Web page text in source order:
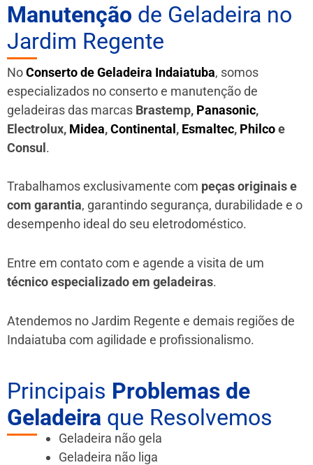
Manutenção de Geladeira no
Jardim Regente
NoConserto de Geladeira Indaiatuba, somos
especializados no conserto e manutenção de
geladeiras das marcas Brastemp, Panasonic,
Electrolux, Midea,Continental, Esmaltec, Philcoe
Consul.
Trabalhamos exclusivamente com peças originais e
com garantia, garantindo segurança, durabilidade e o
desempenho ideal do seu eletrodoméstico.
Entre em contato com e agende a visita de um
técnico especializado em geladeiras.
Atendemos no Jardim Regente e demais regiões de
Indaiatuba com agilidade e profissionalismo.
Principais Problemas de
Geladeira que Resolvemos
Geladeira não gela
Geladeira não liga